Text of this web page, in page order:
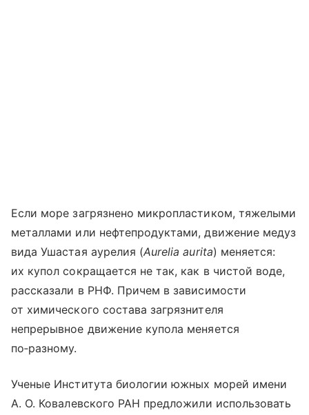
Если море загрязнено микропластиком, тяжелыми
металлами или нефтепродуктами, движение медуз
вида Ушастая аурелия (Aurelia aurita) меняется:
их купол сокращается не так, как в чистой воде,
рассказали в РНФ. Причем в зависимости
от химического состава загрязнителя
непрерывное движение купола меняется
по‑разному.
Ученые Института биологии южных морей имени
А. О. Ковалевского РАН предложили использовать